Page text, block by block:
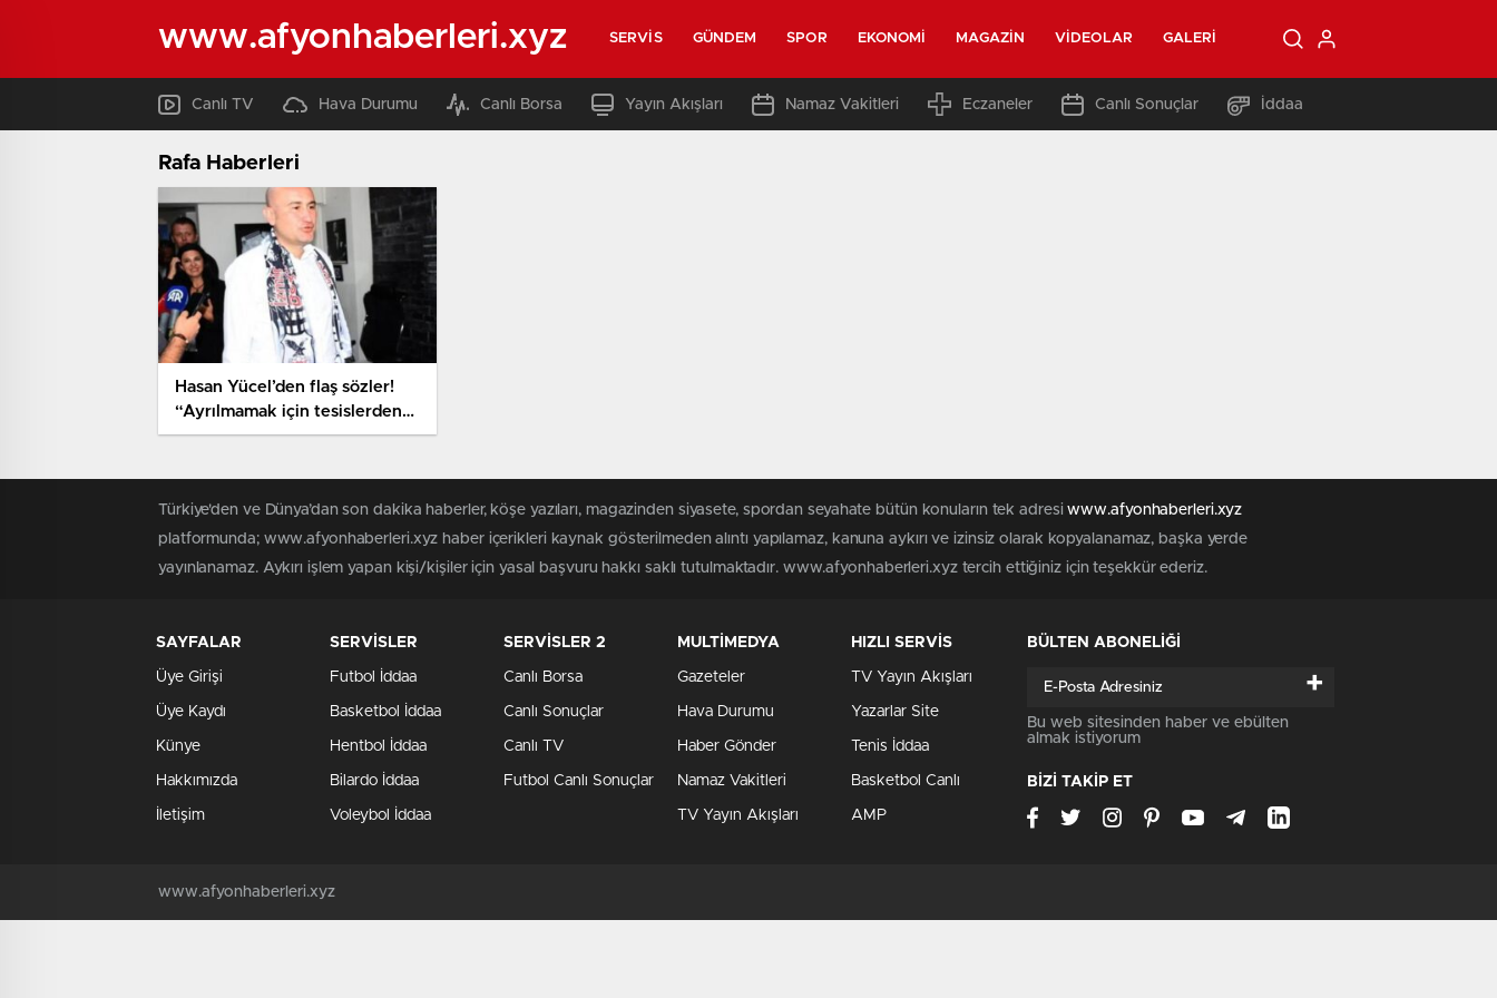
www.afyonhaberleri.xyz SERVIS GÜNDEM SPOR EKONOMI MAGAZIN VIDEOLAR GALERI
Canlı TV Hava Durumu Canlı Borsa Yayın Akışları Namaz Vakitleri Eczaneler Canlı Sonuçlar İddaa
Rafa Haberleri
Hasan Yücel’den flaş sözler!
“Ayrılmamak için tesislerden
kaçtı”
Türkiye'den ve Dünya’dan son dakika haberler, köşe yazıları, magazinden siyasete, spordan seyahate bütün konuların tek adresiwww.afyonhaberleri.xyz
platformunda; www.afyonhaberleri.xyz haber içerikleri kaynak gösterilmeden alıntı yapılamaz, kanuna aykırı ve izinsiz olarak kopyalanamaz, başka yerde
yayınlanamaz. Aykırı işlem yapan kişi/kişiler için yasal başvuru hakkı saklı tutulmaktadır. www.afyonhaberleri.xyz tercih ettiğiniz için teşekkür ederiz.
SAYFALAR
Üye Girişi
Üye Kaydı
Künye
Hakkımızda
İletişim
SERVİSLER
Futbol İddaa
Basketbol İddaa
Hentbol İddaa
Bilardo İddaa
Voleybol İddaa
SERVİSLER 2
Canlı Borsa
Canlı Sonuçlar
Canlı TV
Futbol Canlı Sonuçlar
MULTİMEDYA
Gazeteler
Hava Durumu
Haber Gönder
Namaz Vakitleri
TV Yayın Akışları
HIZLI SERVİS
TV Yayın Akışları
Yazarlar Site
Tenis İddaa
Basketbol Canlı
AMP
BÜLTEN ABONELİĞİ
+
Bu web sitesinden haber ve ebülten
almak istiyorum
BİZİ TAKİP ET
www.afyonhaberleri.xyz